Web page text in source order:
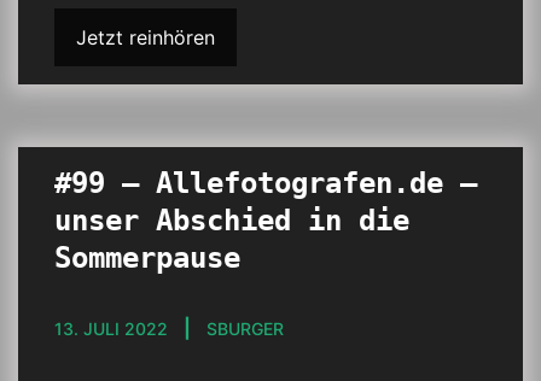
Jetzt reinhören
#99 – Allefotografen.de –
unser Abschied in die
Sommerpause
13. JULI 2022 SBURGER